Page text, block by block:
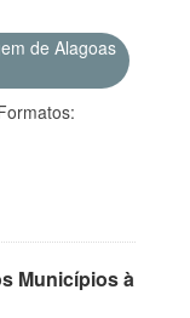
de Alagoas
Municípios à